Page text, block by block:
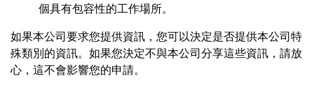
個具有包容性的工作場所。
如果本公司要求您提供資訊，您可以決定是否提供本公司特
殊類別的資訊。如果您決定不與本公司分享這些資訊，請放
心，這不會影響您的申請。